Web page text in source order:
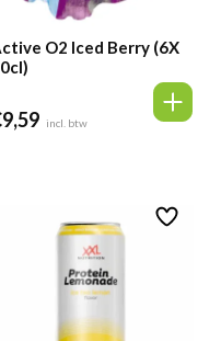
O2 Iced Berry (6X
9,59 incl. btw